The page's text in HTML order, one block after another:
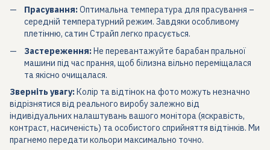
Прасування:Оптимальна температура для прасування –
середній температурний режим. Завдяки особливому
плетінню, сатин Страйп легко прасується.
Застереження:Не перевантажуйте барабан пральної
машини під час прання, щоб білизна вільно переміщалася
та якісно очищалася.
Зверніть увагу:Колір та відтінок на фото можуть незначно
відрізнятися від реального виробу залежно від
індивідуальних налаштувань вашого монітора (яскравість,
контраст, насиченість) та особистого сприйняття відтінків. Ми
прагнемо передати кольори максимально точно.